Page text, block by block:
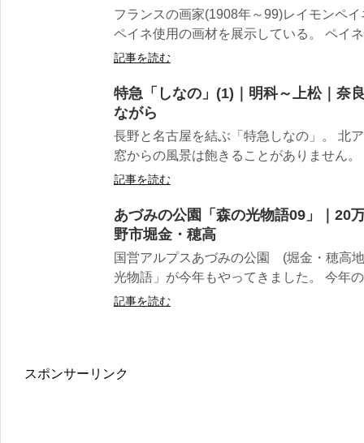
フランスの画家(1908年～99)レイモンペ
ペイネ使用の画材を展示している。 ペイ
記事を読む
特急「しなの」(1)｜明科～上松｜奈
ながら
長野と名古屋を結ぶ「特急しなの」。 北
窓からの風景は飽きることがありません
記事を読む
あづみの公園「森の光物語09」｜20
野市堀金・穂高
国営アルプスあづみの公園 (堀金・穂高
光物語」が今年もやってきました。 今年
記事を読む
スポンサーリンク